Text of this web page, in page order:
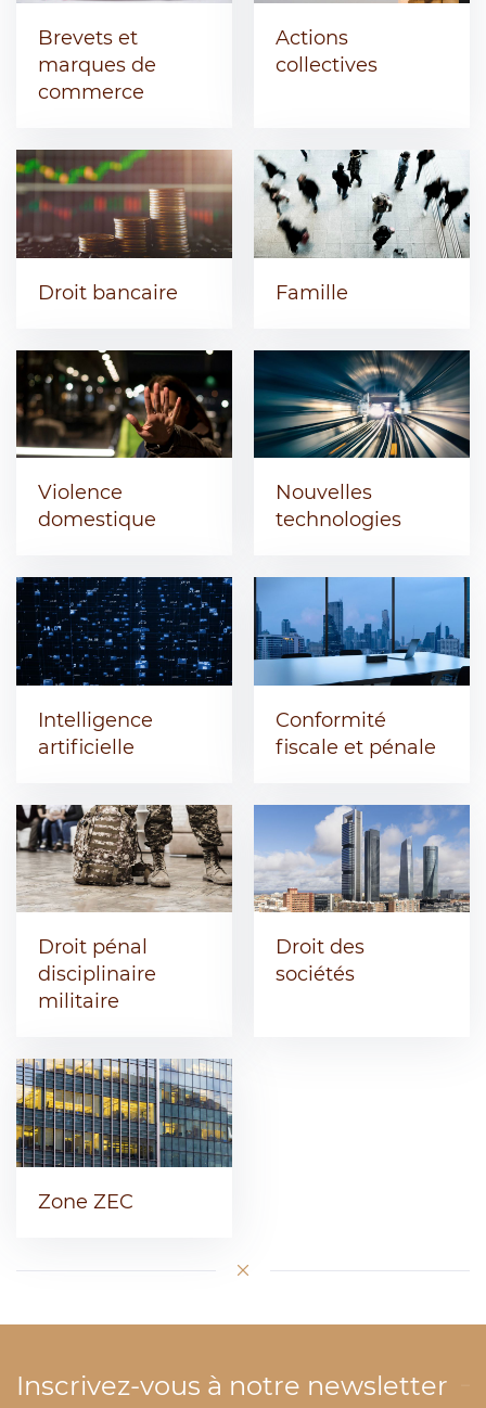
Brevets et
marques de
commerce
Actions
collectives
Droit bancaire Famille
Violence
domestique
Nouvelles
technologies
Intelligence
artificielle
Conformité
fiscale et pénale
Droit pénal
disciplinaire
militaire
Droit des
sociétés
Zone ZEC
Inscrivez-vous à notre newsletter